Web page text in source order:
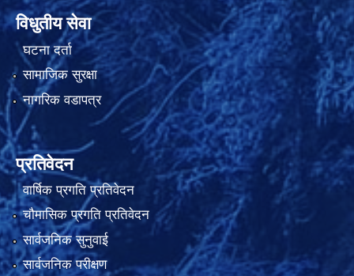
विधुतीय सेवा
घटना दर्ता
सामाजिक सुरक्षा
नागरिक वडापत्र
प्रतिवेदन
वार्षिक प्रगति प्रतिवेदन
चौमासिक प्रगति प्रतिवेदन
सार्वजनिक सुनुवाई
सार्वजनिक परीक्षण